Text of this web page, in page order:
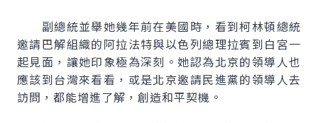
副總統並舉她幾年前在美國時，看到柯林頓總統
邀請巴解組織的阿拉法特與以色列總理拉賓到白宮一
起見面，讓她印象極為深刻。她認為北京的領導人也
應該到台灣來看看，或是北京邀請民進黨的領導人去
訪問，都能增進了解，創造和平契機。